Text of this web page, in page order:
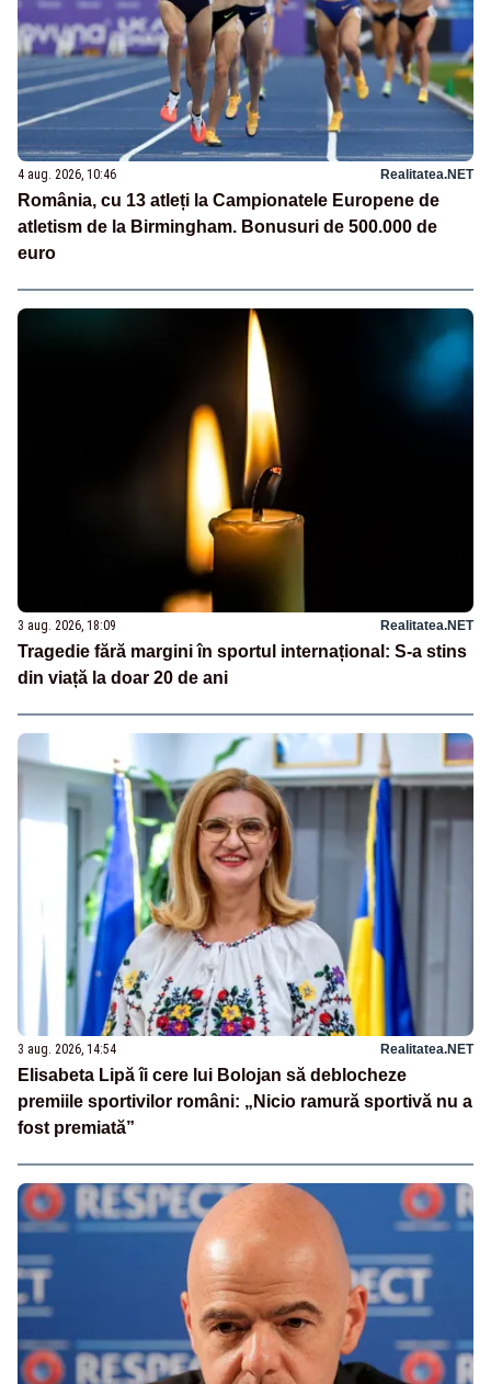
4 aug. 2026, 10:46 Realitatea.NET
România, cu 13 atleți la Campionatele Europene de
atletism de la Birmingham. Bonusuri de 500.000 de
euro
3 aug. 2026, 18:09 Realitatea.NET
Tragedie fără margini în sportul internațional: S-a stins
din viață la doar 20 de ani
3 aug. 2026, 14:54 Realitatea.NET
Elisabeta Lipă îi cere lui Bolojan să deblocheze
premiile sportivilor români: „Nicio ramură sportivă nu a
fost premiată”